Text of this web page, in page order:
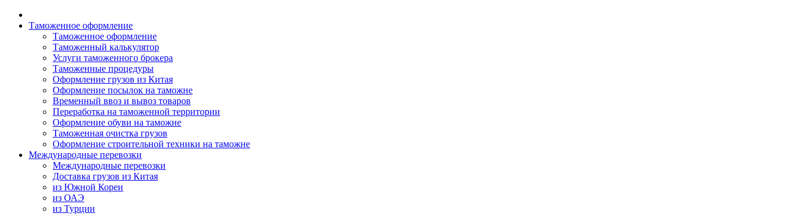
Таможенное оформление
Таможенное оформление
Таможенный калькулятор
Услуги таможенного брокера
Таможенные процедуры
Оформление грузов из Китая
Оформление посылок на таможне
Временный ввоз и вывоз товаров
Переработка на таможенной территории
Оформление обуви на таможне
Таможенная очистка грузов
Оформление строительной техники на таможне
Международные перевозки
Международные перевозки
Доставка грузов из Китая
из Южной Кореи
из ОАЭ
из Турции